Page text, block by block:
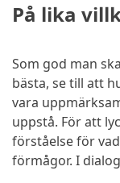
På lika
Som god man
bästa, se till att
vara
uppstå. För att
förståelse för
förmågor. I